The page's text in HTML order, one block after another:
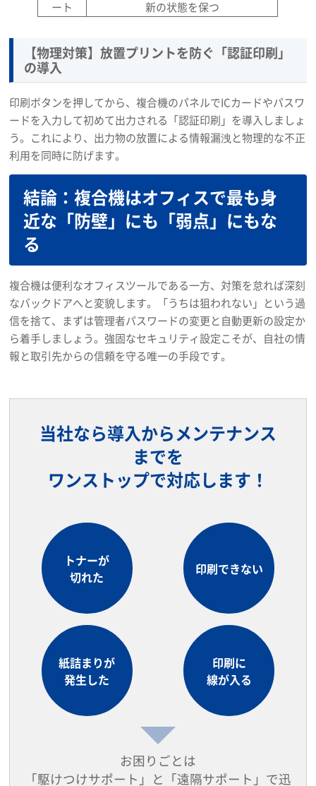
ート 新の状態を保つ
【物理対策】放置プリントを防ぐ「認証印刷」
の導入
印刷ボタンを押してから、複合機のパネルでICカードやパスワ
ードを入力して初めて出力される「認証印刷」を導入しましょ
う。これにより、出力物の放置による情報漏洩と物理的な不正
利用を同時に防げます。
結論：複合機はオフィスで最も身
近な「防壁」にも「弱点」にもな
る
複合機は便利なオフィスツールである一方、対策を怠れば深刻
なバックドアへと変貌します。「うちは狙われない」という過
信を捨て、まずは管理者パスワードの変更と自動更新の設定か
ら着手しましょう。強固なセキュリティ設定こそが、自社の情
報と取引先からの信頼を守る唯一の手段です。
当社なら導入からメンテナンス
までを
ワンストップで対応します！
トナーが
切れた
印刷できない
紙詰まりが
発生した
印刷に
線が入る
お困りごとは
「駆けつけサポート」と「遠隔サポート」で迅